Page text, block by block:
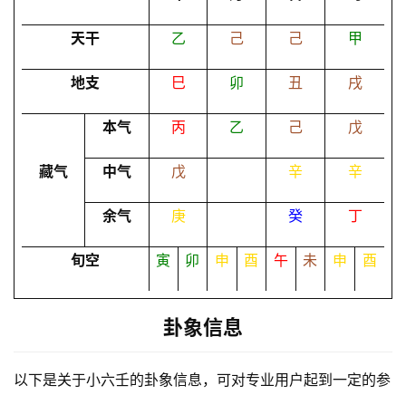
理
I
登录 注册
天干 乙 己 己 甲
地支 巳 卯 丑 戌
本气 丙 乙 己 戊
藏气 中气 戊 辛 辛
余气 庚 癸 丁
旬空 寅 卯 申 酉 午 未 申 酉
卦象信息
以下是关于小六壬的卦象信息，可对专业用户起到一定的参